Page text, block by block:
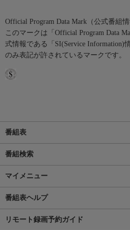
Official Program Data Mark（公式番組情
このマークは「Official Program Data
式情報である「SI(Service Information)
のみ表記が許されているマークです。
番組表
番組検索
マイメニュー
番組表ヘルプ
リモート録画予約ガイド